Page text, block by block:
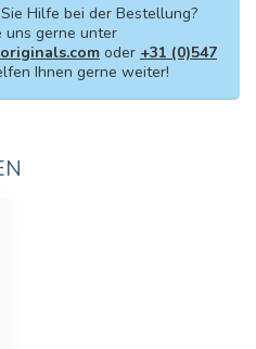
Hilfe bei der Bestellung?
uns gerne unter
oder +31 (0)547
Ihnen gerne weiter!